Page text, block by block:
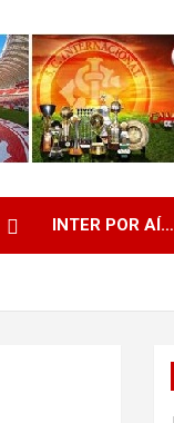
INTER POR AÍ…